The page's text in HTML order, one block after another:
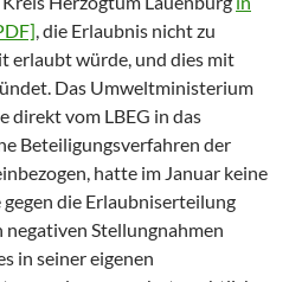
, die Erlaubnis nicht zu
erlaubt würde, und dies mit
Das Umweltministerium
direkt vom LBEG in das
Beteiligungsverfahren der
hatte im Januar keine
die Erlaubniserteilung
Stellungnahmen
in seiner eigenen